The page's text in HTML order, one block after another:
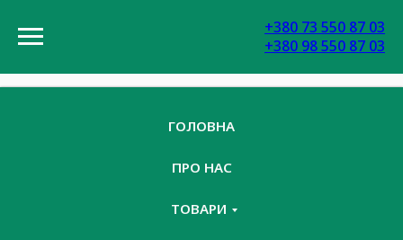
+380 73 550 87 03
+380 98 550 87 03
ГОЛОВНА
ПРО НАС
ТОВАРИ